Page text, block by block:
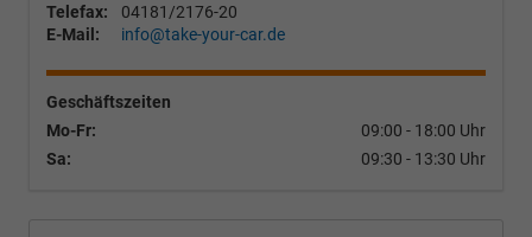
Telefax:
04181/2176-20
E-Mail:
info@take-your-car.de
Geschäftszeiten
Mo-Fr:
09:00 - 18:00 Uhr
Sa:
09:30 - 13:30 Uhr